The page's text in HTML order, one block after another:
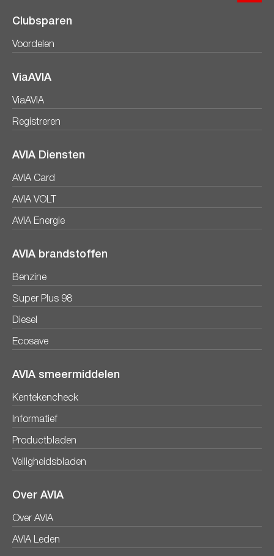
Clubsparen
Voordelen
ViaAVIA
ViaAVIA
Registreren
AVIA Diensten
AVIA Card
AVIA VOLT
AVIA Energie
AVIA brandstoffen
Benzine
Super Plus 98
Diesel
Ecosave
AVIA smeermiddelen
Kentekencheck
Informatief
Productbladen
Veiligheidsbladen
Over AVIA
Over AVIA
AVIA Leden